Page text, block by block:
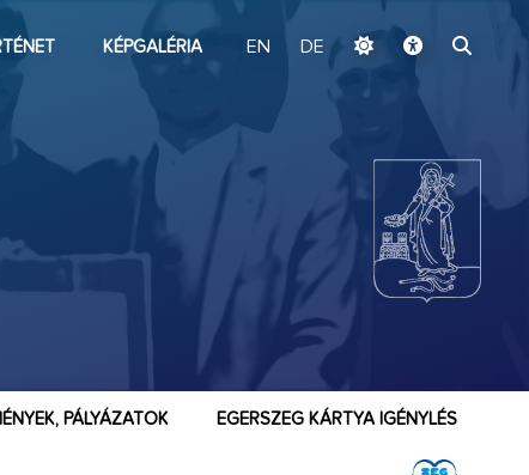
ugrás a fő tartalomhoz
KÉPGALÉRIA EN DE
EGERSZEG KÁRTYA IGÉNYLÉS
PÁLYÁZATOK